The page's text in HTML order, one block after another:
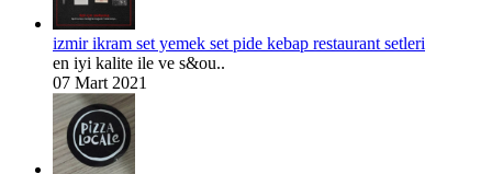
izmir ikram set yemek set pide kebap restaurant setleri
en iyi kalite ile ve s&ou..
07 Mart 2021